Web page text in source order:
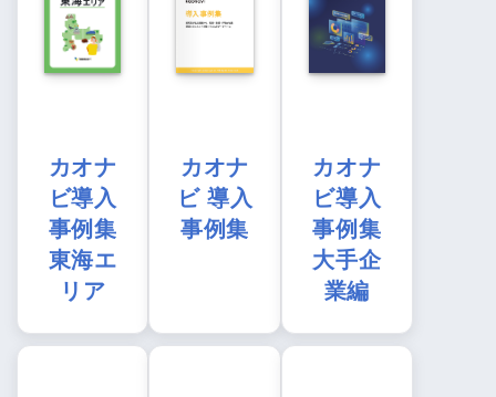
カオナ
ビ導入
事例集
東海エ
リア
カオナ
ビ 導入
事例集
カオナ
ビ導入
事例集
大手企
業編